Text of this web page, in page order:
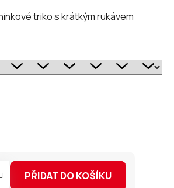
triko s krátkým rukávem
PŘIDAT DO KOŠÍKU